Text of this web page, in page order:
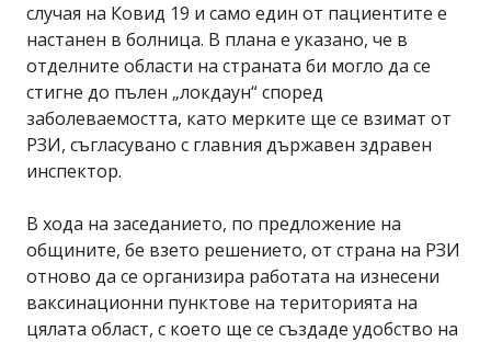
случая на Ковид 19 и само един от пациентите е
настанен в болница. В плана е указано, че в
отделните области на страната би могло да се
стигне до пълен „локдаун“ според
заболеваемостта, като мерките ще се взимат от
РЗИ, съгласувано с главния държавен здравен
инспектор.
В хода на заседанието, по предложение на
общините, бе взето решението, от страна на РЗИ
отново да се организира работата на изнесени
ваксинационни пунктове на територията на
цялата област, с което ще се създаде удобство на